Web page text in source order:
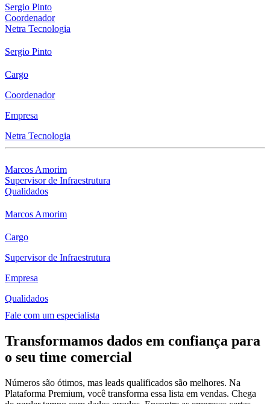
Sergio Pinto
Coordenador
Netra Tecnologia
Sergio Pinto
Cargo
Coordenador
Empresa
Netra Tecnologia
Marcos Amorim
Supervisor de Infraestrutura
Qualidados
Marcos Amorim
Cargo
Supervisor de Infraestrutura
Empresa
Qualidados
Fale com um especialista
Transformamos dados em confiança para
o seu time comercial
Números são ótimos, mas leads qualificados são melhores. Na
Plataforma Premium, você transforma essa lista em vendas. Chega